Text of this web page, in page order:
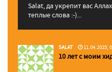
Salat, да укрепит вас
теплые слова :-)...
SALAT 11.04.2025,
10 лет с моим